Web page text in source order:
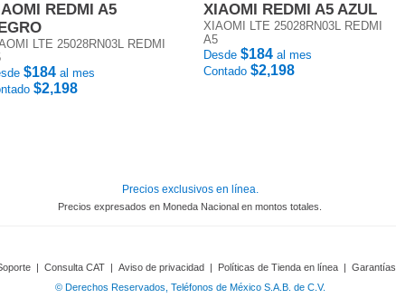
REDMI A5
LTE 25028RN03L REDMI
$184 al mes
$2,198
XIAOMI REDMI A5 AZUL
XIAOMI LTE 25028RN03L REDMI
A5
Desde $184 al mes
Contado $2,198
Precios exclusivos en línea.
Precios expresados en Moneda Nacional en montos totales.
| Consulta CAT | Aviso de privacidad | Políticas de Tienda en línea | Garantías
© Derechos Reservados, Teléfonos de México S.A.B. de C.V.